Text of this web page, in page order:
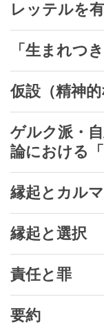
レッテルを
「生まれつ
仮設（精神
ゲルク派・
論における
縁起とカルマ
縁起と選択
責任と罪
要約